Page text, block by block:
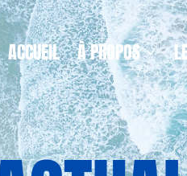
ACCUEIL À PROPOS